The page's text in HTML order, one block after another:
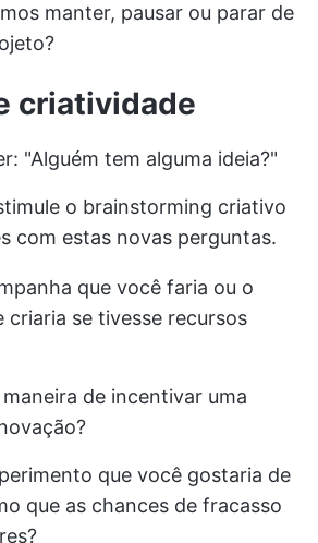
manter, pausar ou parar de
criatividade
"Alguém tem alguma ideia?"
o brainstorming criativo
com estas novas perguntas.
que você faria ou o
criaria se tivesse recursos
maneira de incentivar uma
que você gostaria de
que as chances de fracasso